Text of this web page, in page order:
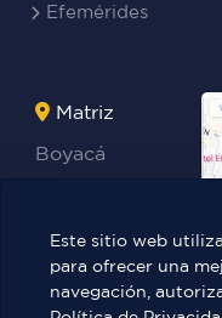
Efemérides
Matriz
Boyacá
Teresa
Benites Ayala
Este sitio web
para ofrecer una
navegación,